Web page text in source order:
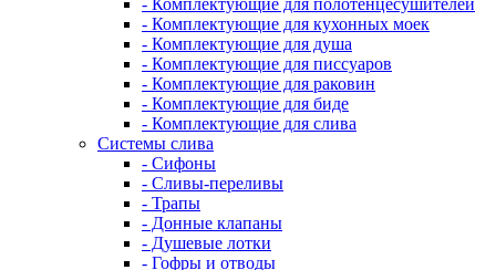
- Комплектующие для полотенцесушителей
- Комплектующие для кухонных моек
- Комплектующие для душа
- Комплектующие для писсуаров
- Комплектующие для раковин
- Комплектующие для биде
- Комплектующие для слива
Системы слива
- Сифоны
- Сливы-переливы
- Трапы
- Донные клапаны
- Душевые лотки
- Гофры и отводы